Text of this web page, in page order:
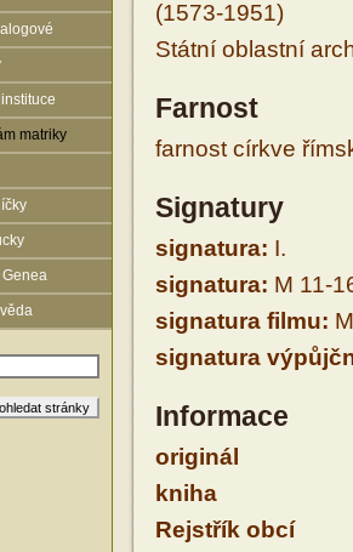
matriky
(1573-1951)
Státní oblastní
Farnost
farnost církve
Signatury
signatura: I.
signatura: M 11-
signatura filmu:
signatura
Informace
originál
kniha
Rejstřík obcí